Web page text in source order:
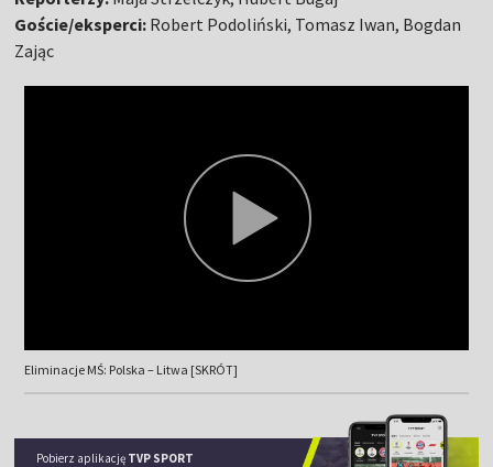
Goście/eksperci: Robert Podoliński, Tomasz Iwan, Bogdan
Zając
Eliminacje MŚ: Polska – Litwa [SKRÓT]
Pobierz aplikację TVP SPORT